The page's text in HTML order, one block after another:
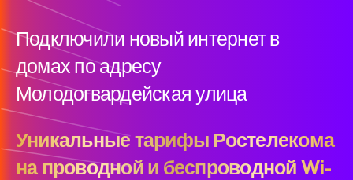
Подключили новый интернет в
домах по адресу
Молодогвардейская улица
Уникальные тарифы Ростелекома
на проводной и беспроводной Wi-